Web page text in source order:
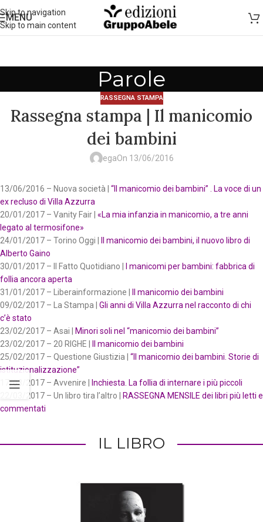
Skip to navigation
Skip to main content
MENU
Parole
RASSEGNA STAMPA
Rassegna stampa | Il manicomio
dei bambini
egaOn 13/06/2016
13/06/2016 – Nuova società |
“Il manicomio dei bambini” . La voce di un
ex recluso di Villa Azzurra
20/01/2017 – Vanity Fair | «La mia infanzia in manicomio, a tre anni
legato al termosifone»
24/01/2017 – Torino Oggi |
Il manicomio dei bambini, il nuovo libro di
Alberto Gaino
30/01/2017 – Il Fatto Quotidiano |
I manicomi per bambini: fabbrica di
follia ancora aperta
31/01/2017 – Liberainformazione |
Il manicomio dei bambini
09/02/2017 – La Stampa | Gli anni di Villa Azzurra nel racconto di chi
c’è stato
23/02/2017 – Asai |
Minori soli nel “manicomio dei bambini”
23/02/2017 – 20 RIGHE |
Il manicomio dei bambini
25/02/2017 – Questione Giustizia | “Il manicomio dei bambini. Storie di
istituzionalizzazione”
17/03/2017 – Avvenire |
Inchiesta. La follia di internare i più piccoli
22/03/2017 – Un libro tira l’altro |
RASSEGNA MENSILE dei libri più letti e
commentati
IL LIBRO